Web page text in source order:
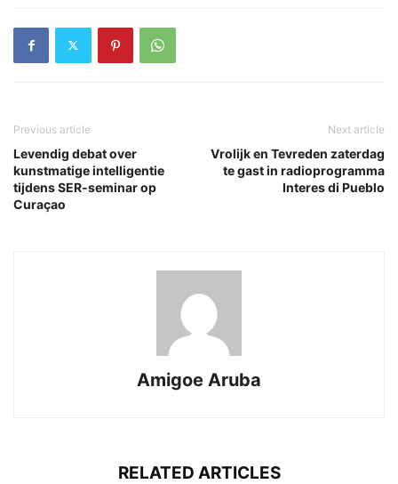
Previous article
Levendig debat over
kunstmatige intelligentie
tijdens SER-seminar op
Curaçao
Next article
Vrolijk en Tevreden zaterdag
te gast in radioprogramma
Interes di Pueblo
Amigoe Aruba
RELATED ARTICLES